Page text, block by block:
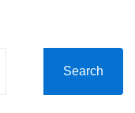
Search